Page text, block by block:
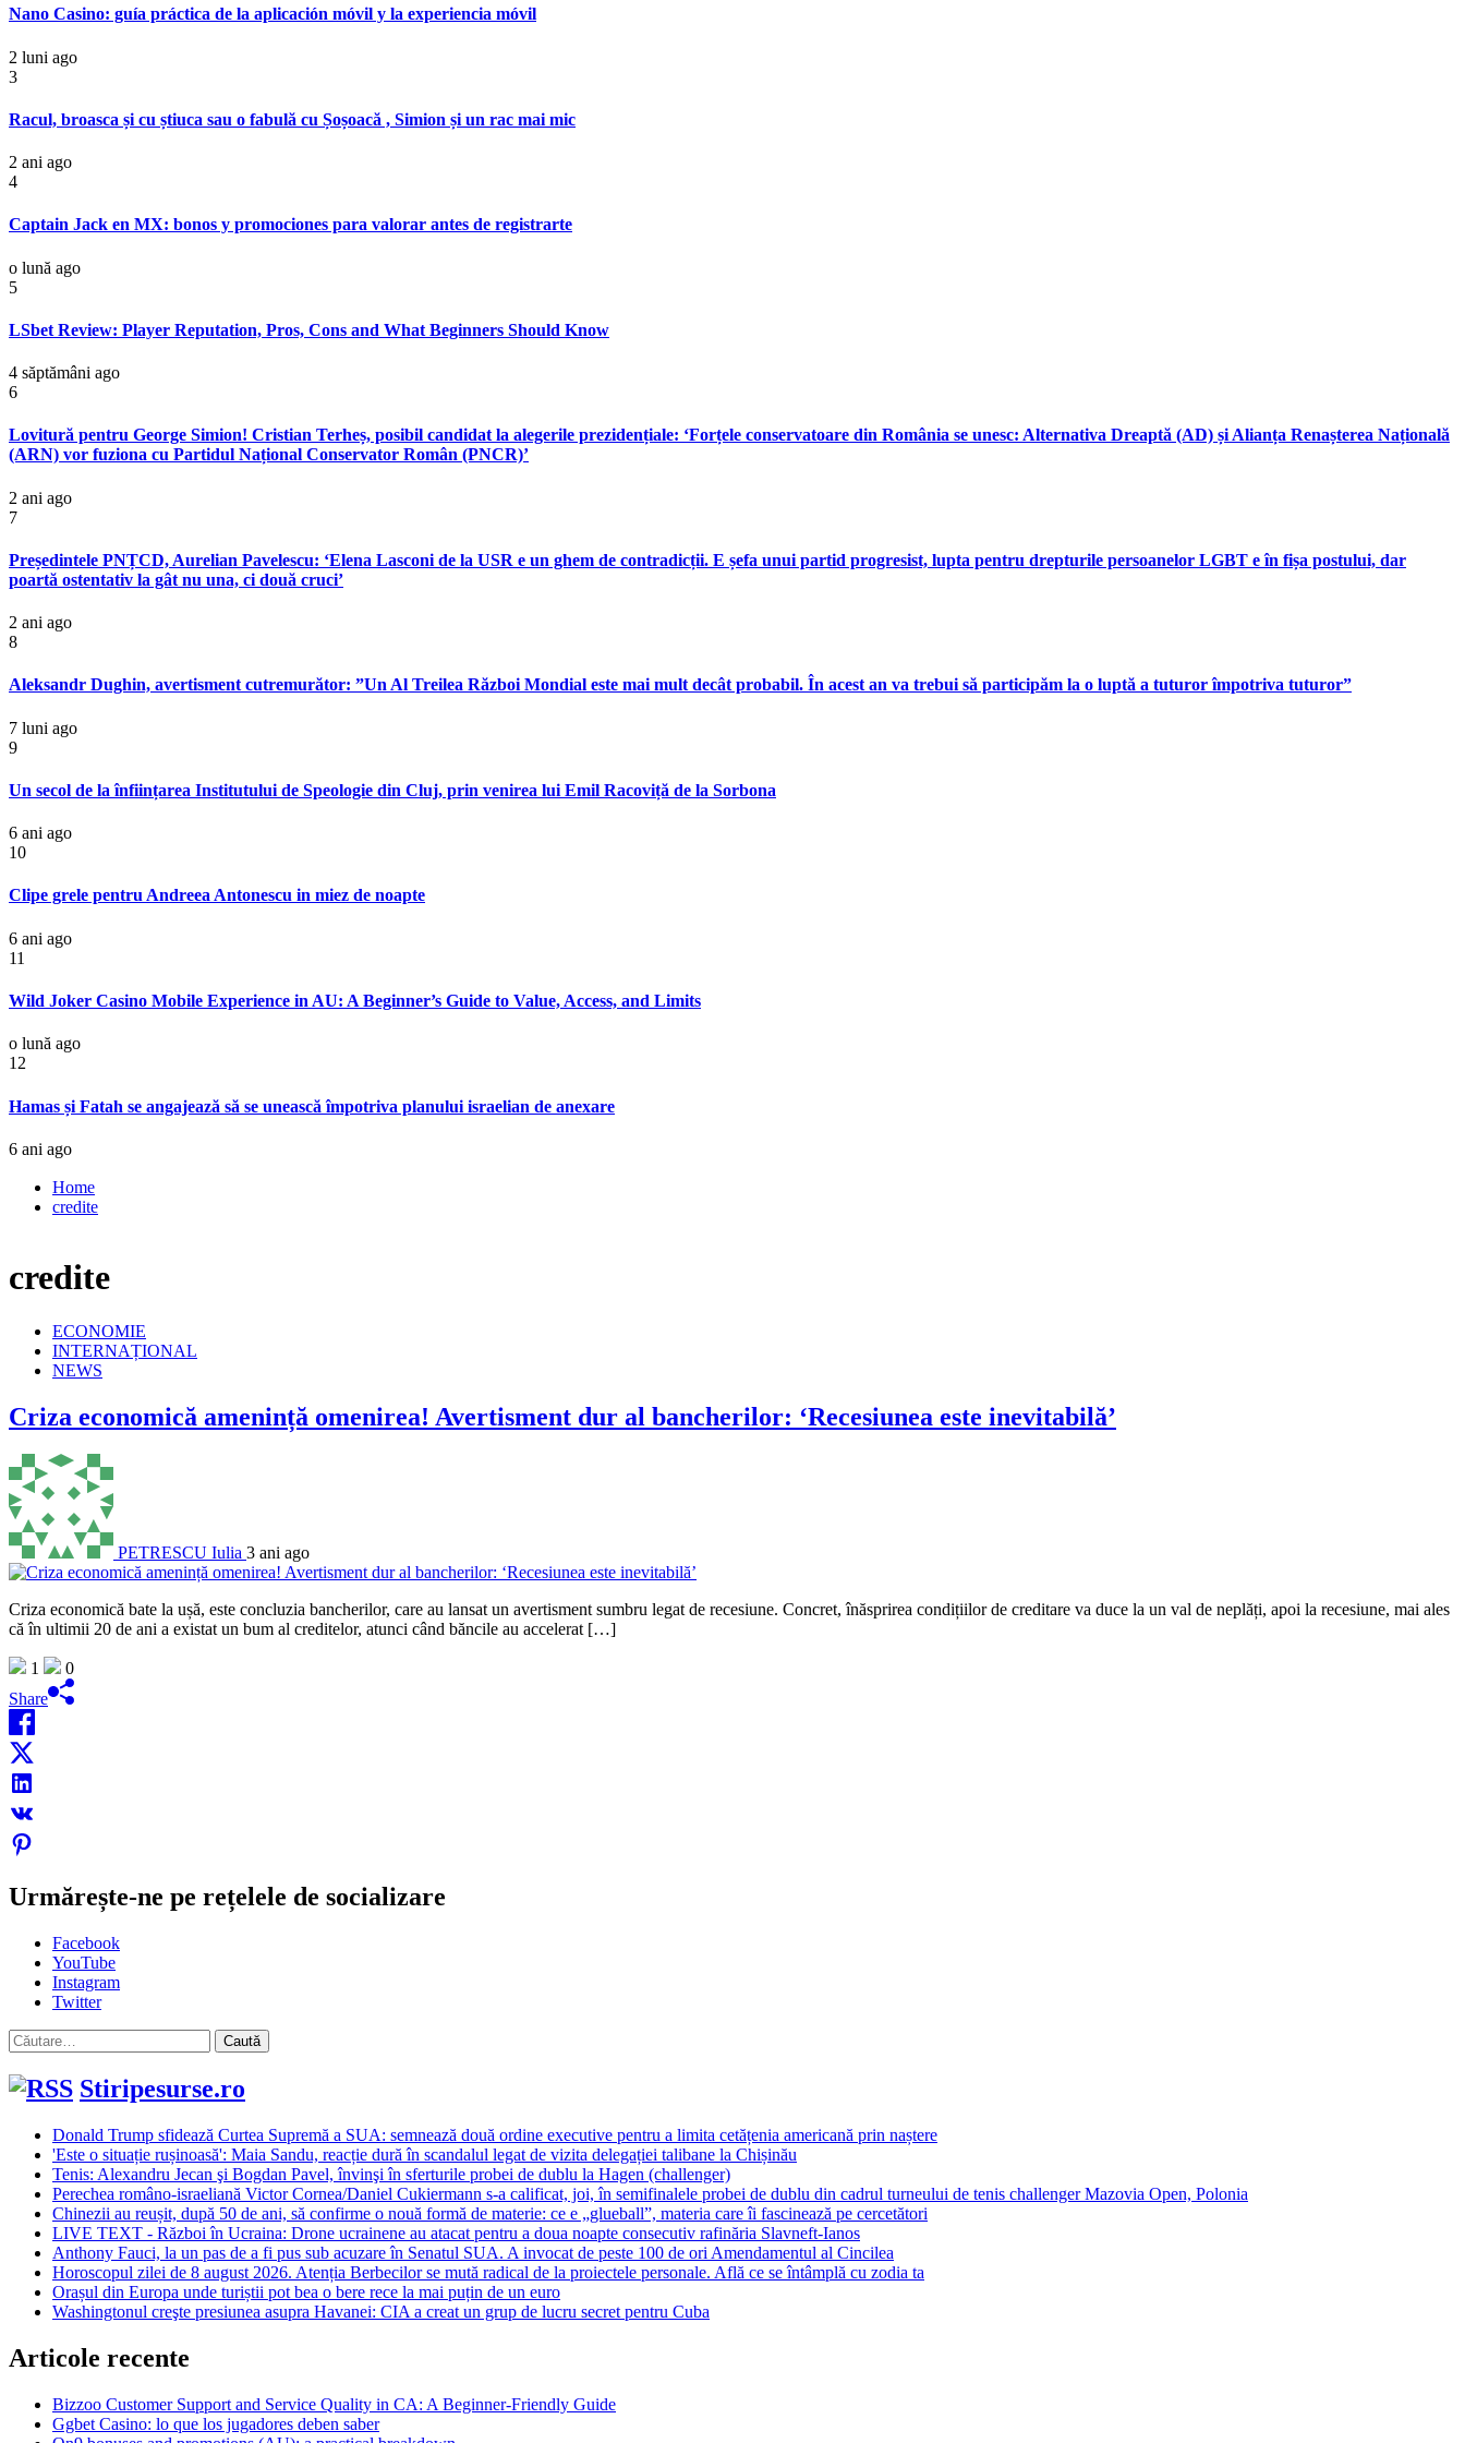
Nano Casino: guía práctica de la aplicación móvil y la experiencia móvil
2 luni ago
3
Racul, broasca și cu știuca sau o fabulă cu Șoșoacă , Simion și un rac mai mic
2 ani ago
4
Captain Jack en MX: bonos y promociones para valorar antes de registrarte
o lună ago
5
LSbet Review: Player Reputation, Pros, Cons and What Beginners Should Know
4 săptămâni ago
6
Lovitură pentru George Simion! Cristian Terheș, posibil candidat la alegerile prezidențiale: ‘Forțele conservatoare din România se unesc: Alternativa Dreaptă (AD) și Alianța Renașterea Națională
(ARN) vor fuziona cu Partidul Național Conservator Român (PNCR)’
2 ani ago
7
Președintele PNȚCD, Aurelian Pavelescu: ‘Elena Lasconi de la USR e un ghem de contradicții. E șefa unui partid progresist, lupta pentru drepturile persoanelor LGBT e în fișa postului, dar
poartă ostentativ la gât nu una, ci două cruci’
2 ani ago
8
Aleksandr Dughin, avertisment cutremurător: ”Un Al Treilea Război Mondial este mai mult decât probabil. În acest an va trebui să participăm la o luptă a tuturor împotriva tuturor”
7 luni ago
9
Un secol de la înființarea Institutului de Speologie din Cluj, prin venirea lui Emil Racoviță de la Sorbona
6 ani ago
10
Clipe grele pentru Andreea Antonescu in miez de noapte
6 ani ago
11
Wild Joker Casino Mobile Experience in AU: A Beginner’s Guide to Value, Access, and Limits
o lună ago
12
Hamas și Fatah se angajează să se unească împotriva planului israelian de anexare
6 ani ago
Home
credite
credite
ECONOMIE
INTERNAȚIONAL
NEWS
Criza economică amenință omenirea! Avertisment dur al bancherilor: ‘Recesiunea este inevitabilă’
PETRESCU Iulia 3 ani ago
Criza economică bate la ușă, este concluzia bancherilor, care au lansat un avertisment sumbru legat de recesiune. Concret, înăsprirea condițiilor de creditare va duce la un val de neplăți, apoi la recesiune, mai ales
că în ultimii 20 de ani a existat un bum al creditelor, atunci când băncile au accelerat […]
1
0
Share
Urmărește-ne pe rețelele de socializare
Facebook
YouTube
Instagram
Twitter
Caută
după:
Stiripesurse.ro
Donald Trump sfidează Curtea Supremă a SUA: semnează două ordine executive pentru a limita cetățenia americană prin naștere
'Este o situație rușinoasă': Maia Sandu, reacție dură în scandalul legat de vizita delegației talibane la Chișinău
Tenis: Alexandru Jecan şi Bogdan Pavel, învinşi în sferturile probei de dublu la Hagen (challenger)
Perechea româno-israeliană Victor Cornea/Daniel Cukiermann s-a calificat, joi, în semifinalele probei de dublu din cadrul turneului de tenis challenger Mazovia Open, Polonia
Chinezii au reușit, după 50 de ani, să confirme o nouă formă de materie: ce e „glueball”, materia care îi fascinează pe cercetători
LIVE TEXT - Război în Ucraina: Drone ucrainene au atacat pentru a doua noapte consecutiv rafinăria Slavneft-Ianos
Anthony Fauci, la un pas de a fi pus sub acuzare în Senatul SUA. A invocat de peste 100 de ori Amendamentul al Cincilea
Horoscopul zilei de 8 august 2026. Atenția Berbecilor se mută radical de la proiectele personale. Află ce se întâmplă cu zodia ta
Orașul din Europa unde turiștii pot bea o bere rece la mai puțin de un euro
Washingtonul creşte presiunea asupra Havanei: CIA a creat un grup de lucru secret pentru Cuba
Articole recente
Bizzoo Customer Support and Service Quality in CA: A Beginner-Friendly Guide
Ggbet Casino: lo que los jugadores deben saber